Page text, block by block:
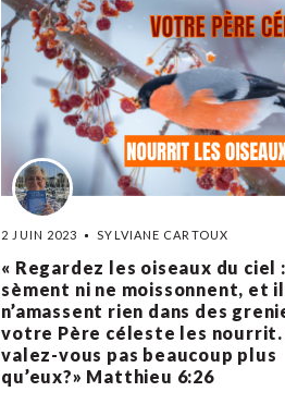
2 JUIN 2023 SYLVIANE CARTOUX
« Regardez les oiseaux du ciel
sèment ni ne moissonnent, et
n’amassent rien dans des
votre Père céleste les nourrit.
valez-vous pas beaucoup plus
qu’eux?» Matthieu‬ ‭6‬:‭26‬ ‭